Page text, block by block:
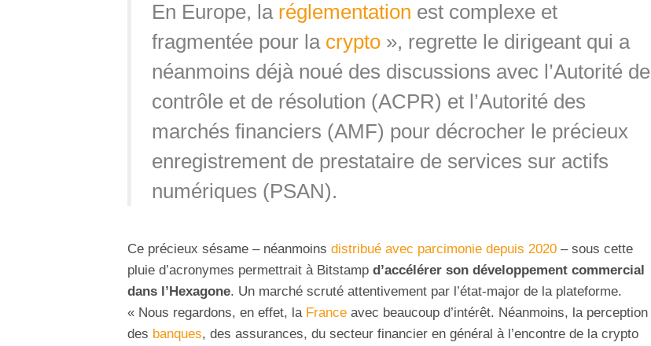
En Europe, la réglementation est complexe et
fragmentée pour la crypto», regrette le dirigeant qui a
néanmoins déjà noué des discussions avec l’Autorité de
contrôle et de résolution (ACPR) et l’Autorité des
marchés financiers (AMF) pour décrocher le précieux
enregistrement de prestataire de services sur actifs
numériques (PSAN).
Ce précieux sésame – néanmoins distribué avec parcimonie depuis 2020 – sous cette
pluie d’acronymes permettrait à Bitstamp d’accélérer son développement commercial
dans l’Hexagone. Un marché scruté attentivement par l’état-major de la plateforme.
« Nous regardons, en effet, la France avec beaucoup d’intérêt. Néanmoins, la perception
des banques, des assurances, du secteur financier en général à l’encontre de la crypto